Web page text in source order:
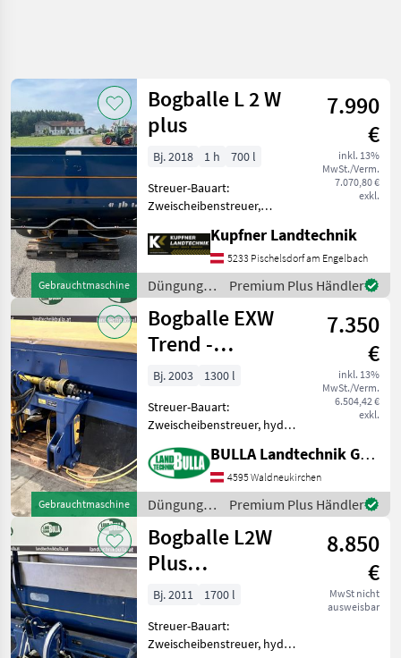
Gebrauchtmaschine
Bogballe L 2 W
plus
7.990
€
inkl. 13%
MwSt./Verm.
7.070,80 €
exkl.
Bj. 2018 1 h
700 l
Streuer-Bauart:
Zweischeibenstreuer,
Betätigung,
Grenzstreueinrichtung,
Streumengenverstellung
Bogballe L2W
Wiegezellenstreuer Baujahr
2018, 18
Kupfner Landtechnik
5233 Pischelsdorf am Engelbach
Düngung
und
Beregnung
/ Bogballe
Premium Plus Händler
Gebrauchtmaschine
Bogballe EXW
Trend -
Wiegestreuer -
7.350
€
inkl. 13%
MwSt./Verm.
6.504,42 €
exkl.
Bj. 2003
1300 l
Streuer-Bauart:
Zweischeibenstreuer, hydr.
Grenzstreueinrichtung,
Streumengenverstellung
BOGBALLE Wiegestreuer
EXW Trend + Bj. 2003 + 2
Paar Schaufel + 1
BULLA Landtechnik GmbH
4595 Waldneukirchen
Düngung
und
Beregnung
/ Bogballe
Premium Plus Händler
Bogballe L2W
Plus
Wiegestreuer -
8.850
€
MwSt nicht
ausweisbar
Bj. 2011
1700 l
Streuer-Bauart:
Zweischeibenstreuer, hydr.